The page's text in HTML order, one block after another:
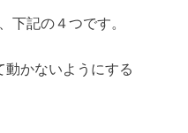
下記の４つです。
動かないようにする